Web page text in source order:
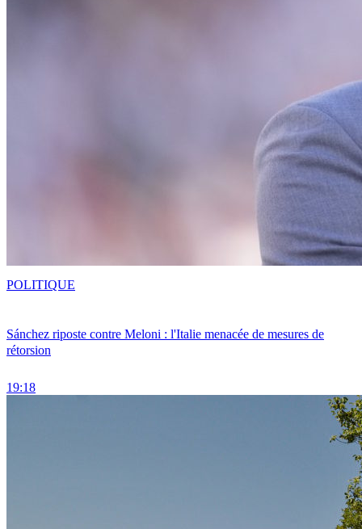
Sánchez riposte contre Meloni : l'Italie menacée de mesures de
rétorsion
19:18
POLITIQUE